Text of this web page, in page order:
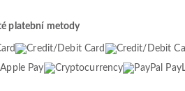
platební metody